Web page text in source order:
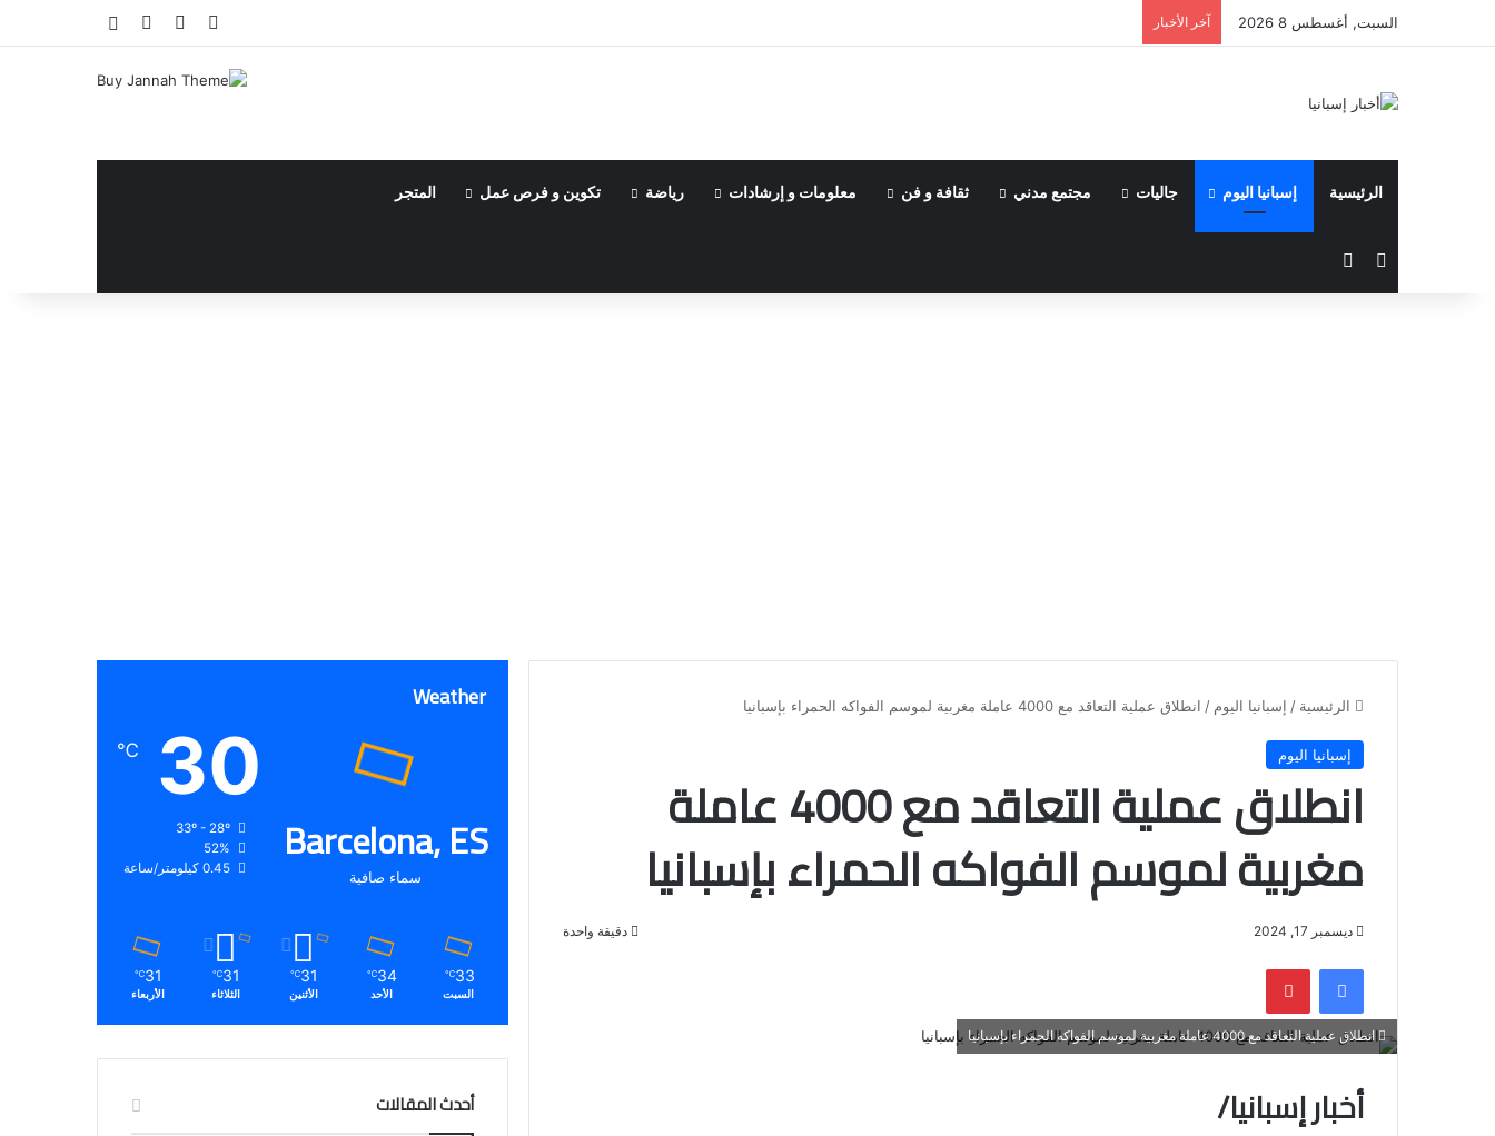
السبت, أغسطس 8 2026 آخر الأخبار فيسبوكيوتيوب انستقرام
الرئيسية إسبانيا اليوم جاليات مجتمع مدني ثقافة و فن معلومات و إرشادات رياضة تكوين و فرص عمل المتجر
مقال عشوائي
الرئيسية / إسبانيا اليوم / انطلاق عملية التعاقد مع 4000 عاملة مغربية لموسم الفواكه الحمراء بإسبانيا
إسبانيا اليوم
انطلاق عملية التعاقد مع 4000 عاملة
مغربية لموسم الفواكه الحمراء بإسبانيا
ديسمبر 17, 2024 دقيقة واحدة
فيسبوك بينتيريست
انطلاق عملية التعاقد مع 4000 عاملة مغربية لموسم الفواكه الحمراء بإسبانيا
أخبار إسبانيا/
Weather
Barcelona, ES
سماء صافية
30
℃
33º - 28º
52%
0.45 كيلومتر/ساعة
33
℃
السبت
34
℃
الأحد
31
℃
الأثنين
31
℃
الثلاثاء
31
℃
الأربعاء
أحدث المقالات